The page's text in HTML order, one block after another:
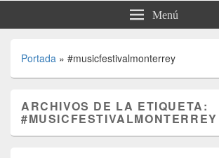
Menú
Portada » #musicfestivalmonterrey
ARCHIVOS DE LA ETIQUETA:
#MUSICFESTIVALMONTERREY